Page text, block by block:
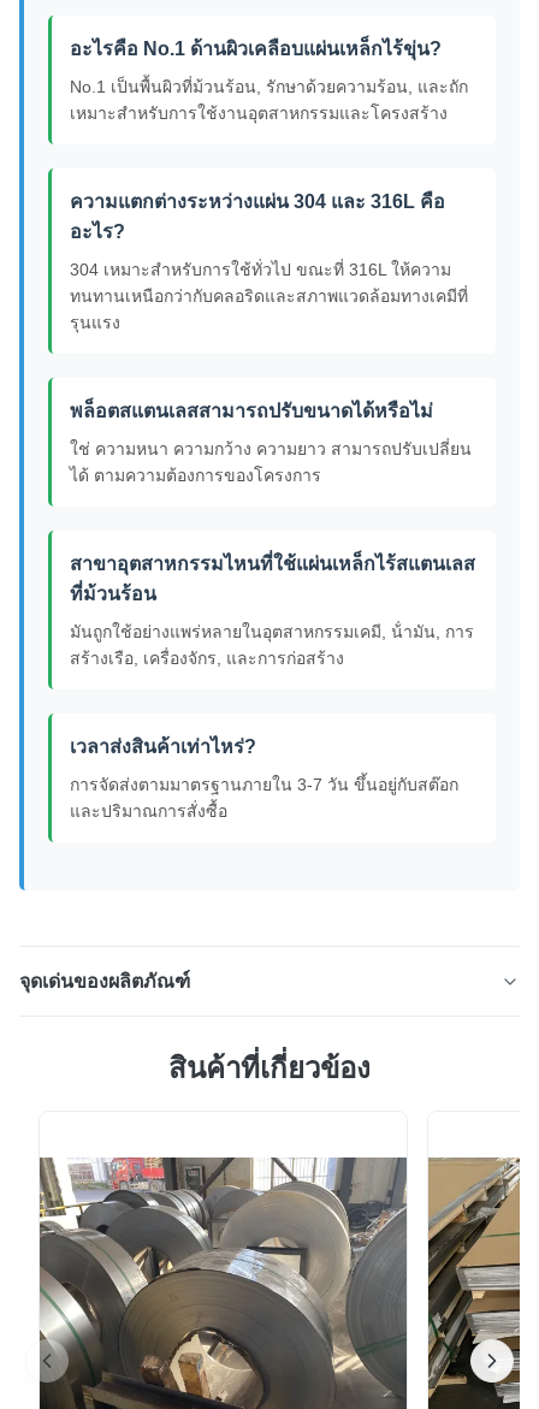
อะไรคือ No.1 ด้านผิวเคลือบแผ่นเหล็กไร้ขุ่น?
No.1 เป็นพื้นผิวที่ม้วนร้อน, รักษาด้วยความร้อน, และถัก
เหมาะสําหรับการใช้งานอุตสาหกรรมและโครงสร้าง
ความแตกต่างระหว่างแผ่น 304 และ 316L คือ
อะไร?
304 เหมาะสําหรับการใช้ทั่วไป ขณะที่ 316L ให้ความ
ทนทานเหนือกว่ากับคลอริดและสภาพแวดล้อมทางเคมีที่
รุนแรง
พล็อตสแตนเลสสามารถปรับขนาดได้หรือไม่
ใช่ ความหนา ความกว้าง ความยาว สามารถปรับเปลี่ยน
ได้ ตามความต้องการของโครงการ
สาขาอุตสาหกรรมไหนที่ใช้แผ่นเหล็กไร้สแตนเลส
ที่ม้วนร้อน
มันถูกใช้อย่างแพร่หลายในอุตสาหกรรมเคมี, น้ํามัน, การ
สร้างเรือ, เครื่องจักร, และการก่อสร้าง
เวลาส่งสินค้าเท่าไหร่?
การจัดส่งตามมาตรฐานภายใน 3-7 วัน ขึ้นอยู่กับสต๊อก
และปริมาณการสั่งซื้อ
จุดเด่นของผลิตภัณฑ์
สแตนเลสแบบม้วนร้อน (304, 304L, 316, 316L และเกรดอื่น
ปน้ํามัน,การสร้างเรือ, การผลิตเครื่องจักร และวิศวกรรม
ก่อสร้าง ผลิตตามมาตรฐาน ASTM, ...
สินค้าที่เกี่ยวข้อง